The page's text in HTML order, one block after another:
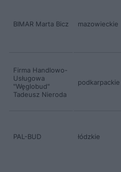
BIMAR Marta Bicz mazowieckie
Firma Handlowo-
Usługowa
"Węglobud"
Tadeusz Nieroda
podkarpackie
PAL-BUD łódzkie